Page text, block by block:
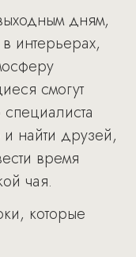
дням,
интерьерах,
смогут
найти друзей,
время
чая.
которые